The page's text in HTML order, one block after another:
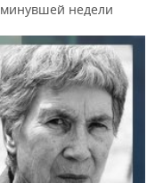
минувшей недели